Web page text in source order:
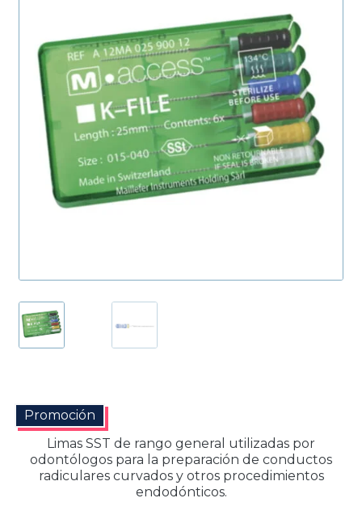
Desechables ▸
Productos Más Vendidos ▸
Productos Destacados ▸
Ofertas y Promociones ▸
Promoción
Limas SST de rango general utilizadas por
odontólogos para la preparación de conductos
radiculares curvados y otros procedimientos
endodónticos.